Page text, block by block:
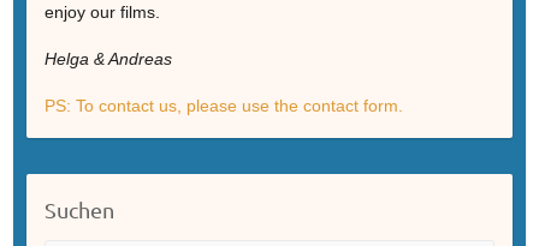
enjoy our films.
Helga & Andreas
PS: To contact us, please use the contact form.
Suchen